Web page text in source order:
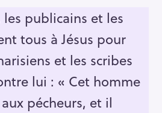
publicains et les
tous à Jésus pour
et les scribes
lui : « Cet homme
pécheurs, et il